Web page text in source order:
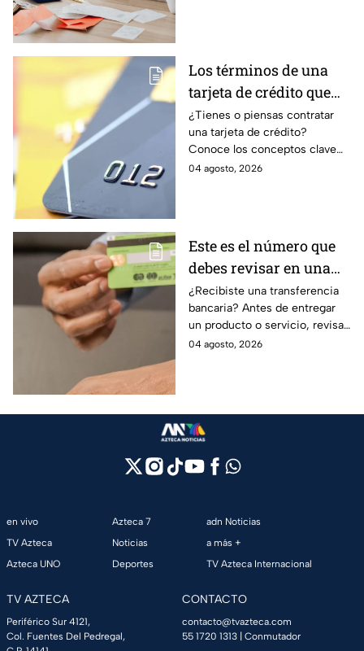
Los términos de una
tarjeta de crédito que
debes entender para
evitar deudas
¿Tienes o piensas contratar
una tarjeta de crédito?
Conoce los conceptos clave
como CAT, fecha de corte,
04 agosto, 2026
Este es el número que
debes revisar en una
transferencia bancaria
para evitar fraudes
¿Recibiste una transferencia
bancaria? Antes de entregar
un producto o servicio, revisa
este número clave para
04 agosto, 2026
en vivo
TV Azteca
Azteca UNO
Azteca 7
Noticias
Deportes
adn Noticias
a más +
TV Azteca Internacional
TV AZTECA
Periférico Sur 4121,
Col. Fuentes Del Pedregal,
CONTACTO
contacto@tvazteca.com
55 1720 1313 | Conmutador